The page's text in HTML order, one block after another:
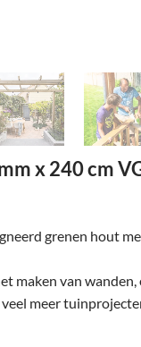
x 240 cm
grenen hout
maken van
meer